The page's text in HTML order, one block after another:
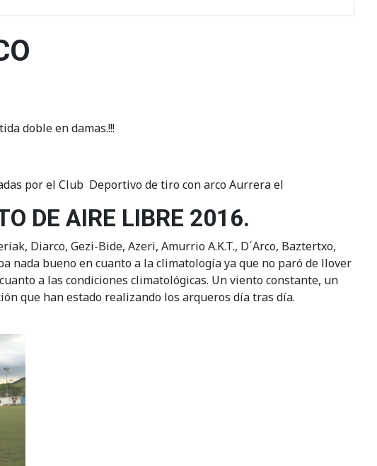
doble en damas.!!!
por el Club Deportivo de tiro con arco Aurrera el
DE AIRE LIBRE 2016.
Diarco, Gezi-Bide, Azeri, Amurrio A.K.T., D´Arco, Baztertxo,
nada bueno en cuanto a la climatología ya que no paró de llover
a las condiciones climatológicas. Un viento constante, un
que han estado realizando los arqueros día tras día.